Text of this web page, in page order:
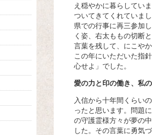
え穏やかに暮らしてい
ついてきてくれていま
県での行事に再三参加
く姿、右太ももの切断
言葉を残して、にこや
この年にいただいた指
心せよ」でした。
愛の力と印の働き、私
入信から十年間くらい
ったと思います。問題
の守護霊様方々が夢の
した。その言葉に勇気